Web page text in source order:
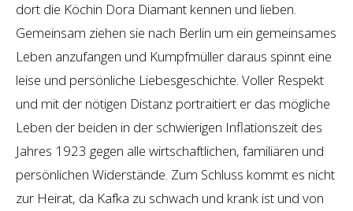
dort die Köchin Dora Diamant kennen und lieben.
Gemeinsam ziehen sie nach Berlin um ein gemeinsames
Leben anzufangen und Kumpfmüller daraus spinnt eine
leise und persönliche Liebesgeschichte. Voller Respekt
und mit der nötigen Distanz portraitiert er das mögliche
Leben der beiden in der schwierigen Inflationszeit des
Jahres 1923 gegen alle wirtschaftlichen, familiären und
persönlichen Widerstände. Zum Schluss kommt es nicht
zur Heirat, da Kafka zu schwach und krank ist und von